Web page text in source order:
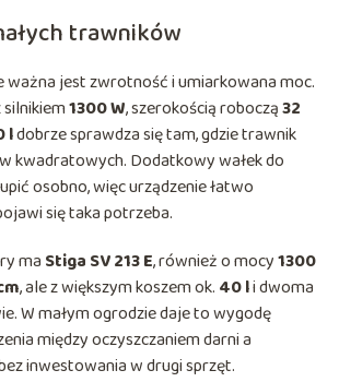
trawników
ważna jest zwrotność i umiarkowana moc.
1300 W, szerokością roboczą32
ldobrze sprawdza się tam, gdzie trawnik
kwadratowych. Dodatkowy wałek do
osobno, więc urządzenie łatwo
się taka potrzeba.
ma Stiga SV 213 E, również o mocy1300
, ale z większym koszem ok. 40 li dwoma
W małym ogrodzie daje to wygodę
między oczyszczaniem darni a
inwestowania w drugi sprzęt.